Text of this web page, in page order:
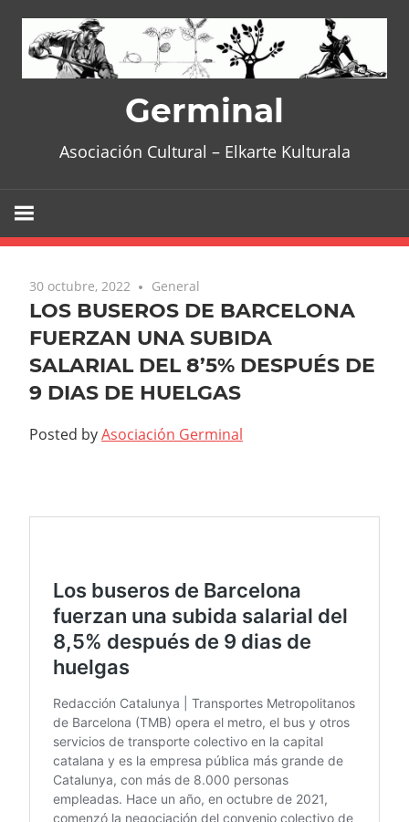
content
Germinal
Asociación Cultural – Elkarte Kulturala
30 octubre, 2022 General
LOS BUSEROS DE BARCELONA
FUERZAN UNA SUBIDA
SALARIAL DEL 8’5% DESPUÉS DE
9 DIAS DE HUELGAS
Posted byAsociación Germinal